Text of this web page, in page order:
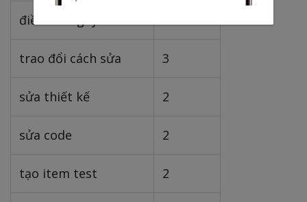
điều tra nguyên nhân
trao đổi cách sửa 3
sửa thiết kế 2
sửa code 2
tạo item test 2